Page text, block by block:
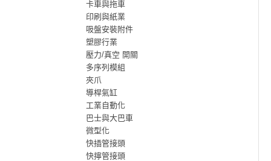
卡車與拖車
印刷與紙業
吸盤安裝附件
塑膠行業
壓力/真空 開關
多序列模組
夾爪
導桿氣缸
工業自動化
巴士與大巴車
微型化
快插管接頭
快擰管接頭